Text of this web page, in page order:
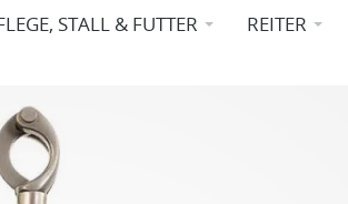
STALL & FUTTER REITER